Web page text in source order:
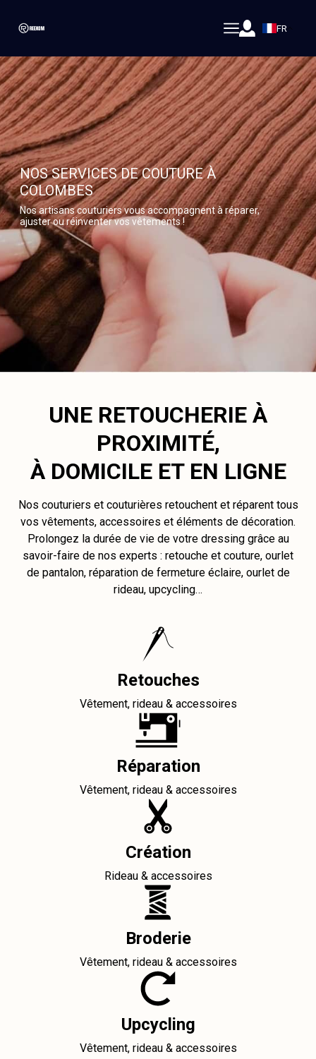
FR
NOS SERVICES DE COUTURE À
COLOMBES
Nos artisans couturiers vous accompagnent à réparer,
ajuster ou réinventer vos vêtements !
UNE RETOUCHERIE À
PROXIMITÉ,
À DOMICILE ET EN LIGNE
Nos couturiers et couturières retouchent et réparent tous
vos vêtements, accessoires et éléments de décoration.
Prolongez la durée de vie de votre dressing grâce au
savoir-faire de nos experts : retouche et couture, ourlet
de pantalon, réparation de fermeture éclaire, ourlet de
rideau, upcycling…
Retouches
Vêtement, rideau & accessoires
Réparation
Vêtement, rideau & accessoires
Création
Rideau & accessoires
Broderie
Vêtement, rideau & accessoires
Upcycling
Vêtement, rideau & accessoires